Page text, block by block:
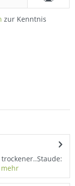
zur Kenntnis
mehr